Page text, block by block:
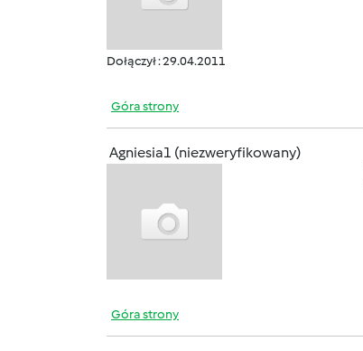
Dołączył : 29.04.2011
Góra strony
Agniesia1 (niezweryfikowany)
Góra strony